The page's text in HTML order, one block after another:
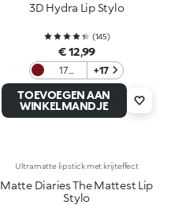
3D Hydra Lip Stylo
(145)
€ 12,99
17
Wicked
+17
TOEVOEGEN AAN
WINKELMANDJE
Ultramatte lipstick met krijteffect
Matte Diaries The Mattest Lip
Stylo